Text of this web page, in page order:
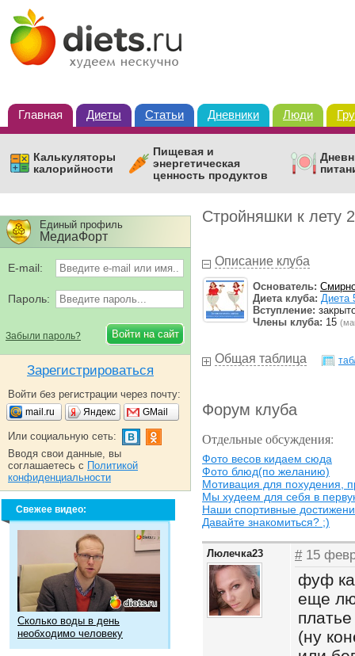
Главная Диеты Статьи Дневники Люди
Калькуляторы
калорийности
Пищевая и
энергетическая
ценность продуктов
Стройняшки к лету
Описание клуба
Основатель:
Диета клуба: Диета
Вступление:
Члены клуба: 15
Общая таблица
Форум клуба
Отдельные обсуждения:
Фото весов кидаем сюда
Фото блюд(по желанию)
Мотивация для похудения,
Мы худеем для себя в
Наши спортивные
Давайте знакомиться? ;)
Люлечка23 #15
фуф
еще
(ну
Единый профиль
МедиаФорт
E-mail:
Пароль:
Забыли пароль?
Зарегистрироваться
Войти без регистрации через почту:
mail.ru Яндекс GMail
Или социальную сеть:
Вводя свои данные, вы
соглашаетесь с Политикой
конфиденциальности
Свежее видео:
Сколько воды в день
необходимо человеку